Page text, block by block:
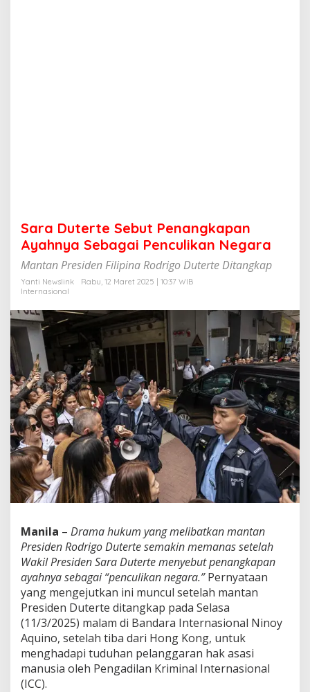
y
a
h
n
y
e
b
a
i
P
e
n
c
u
l
i
k
a
n
e
a
r
a
Sara Duterte Sebut Penangkapan
Ayahnya Sebagai Penculikan Negara
Mantan Presiden Filipina Rodrigo Duterte Ditangkap
Yanti Newslink
Rabu, 12 Maret 2025 | 10:37 WIB
Internasional
Manila – Drama hukum yang melibatkan mantan
Presiden Rodrigo Duterte semakin memanas setelah
Wakil Presiden Sara Duterte menyebut penangkapan
ayahnya sebagai “penculikan negara.”Pernyataan
yang mengejutkan ini muncul setelah mantan
Presiden Duterte ditangkap pada Selasa
(11/3/2025) malam di Bandara Internasional Ninoy
Aquino, setelah tiba dari Hong Kong, untuk
menghadapi tuduhan pelanggaran hak asasi
manusia oleh Pengadilan Kriminal Internasional
(ICC).